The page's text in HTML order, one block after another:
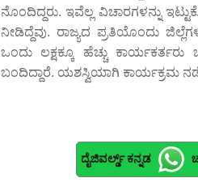
ನೊಂದಿದ್ದರು. ಇವೆಲ್ಲ ವಿಚಾರಗಳನ್ನು
ನೀಡಿದ್ದೆವು. ರಾಜ್ಯದ ಪ್ರತಿಯೊಂದು
ಒಂದು ಲಕ್ಷಕ್ಕೂ ಹೆಚ್ಚು
ಬಂದಿದ್ದಾರೆ. ಯಶಸ್ವಿಯಾಗಿ ಕಾರ್ಯಕ್ರಮ
ದೈಜಿವರ್ಲ್ಡ್ ಕನ್ನಡ